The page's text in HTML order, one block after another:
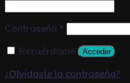
Contraseña *
Recuérdame
Acceder
¿Olvidaste la contraseña?